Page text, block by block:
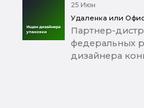
25 Июн
Удаленка или
Партнер-
федеральных
дизайнера